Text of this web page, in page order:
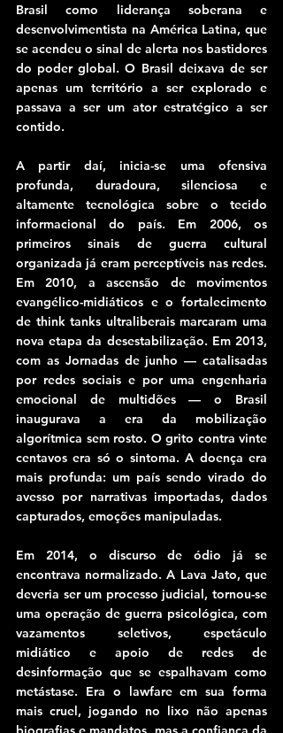
Brasil como liderança soberana e
desenvolvimentista na América Latina, que
se acendeu o sinal de alerta nos bastidores
do poder global. O Brasil deixava de ser
apenas um território a ser explorado e
passava a ser um ator estratégico a ser
contido.
A partir daí, inicia-se uma ofensiva
profunda, duradoura, silenciosa e
altamente tecnológica sobre o tecido
informacional do país. Em 2006, os
primeiros sinais de guerra cultural
organizada já eram perceptíveis nas redes.
Em 2010, a ascensão de movimentos
evangélico-midiáticos e o fortalecimento
de think tanks ultraliberais marcaram uma
nova etapa da desestabilização. Em 2013,
com as Jornadas de junho — catalisadas
por redes sociais e por uma engenharia
emocional de multidões — o Brasil
inaugurava a era da mobilização
algorítmica sem rosto. O grito contra vinte
centavos era só o sintoma. A doença era
mais profunda: um país sendo virado do
avesso por narrativas importadas, dados
capturados, emoções manipuladas.
Em 2014, o discurso de ódio já se
encontrava normalizado. A Lava Jato, que
deveria ser um processo judicial, tornou-se
uma operação de guerra psicológica, com
vazamentos seletivos, espetáculo
midiático e apoio de redes de
desinformação que se espalhavam como
metástase. Era o lawfare em sua forma
mais cruel, jogando no lixo não apenas